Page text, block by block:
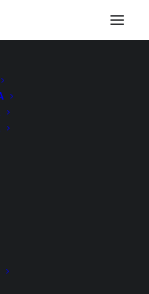
que están pasando lo
para la